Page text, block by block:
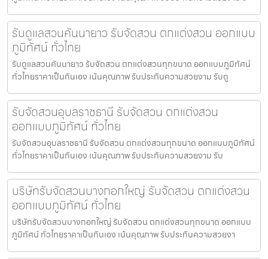
รับดูแลสวนคันนายาว รับจัดสวน ตกแต่งสวน ออกแบบ
ภูมิทัศน์ ทั่วไทย
รับดูแลสวนคันนายาว รับจัดสวน ตกแต่งสวนทุกขนาด ออกแบบภูมิทัศน์
ทั่วไทยราคาเป็นกันเอง เน้นคุณภาพ รับประกันความสวยงาม รับดู
รับจัดสวนอุบลราชธานี รับจัดสวน ตกแต่งสวน
ออกแบบภูมิทัศน์ ทั่วไทย
รับจัดสวนอุบลราชธานี รับจัดสวน ตกแต่งสวนทุกขนาด ออกแบบภูมิทัศน์
ทั่วไทยราคาเป็นกันเอง เน้นคุณภาพ รับประกันความสวยงาม รับ
บริษัทรับจัดสวนบางกอกใหญ่ รับจัดสวน ตกแต่งสวน
ออกแบบภูมิทัศน์ ทั่วไทย
บริษัทรับจัดสวนบางกอกใหญ่ รับจัดสวน ตกแต่งสวนทุกขนาด ออกแบบ
ภูมิทัศน์ ทั่วไทยราคาเป็นกันเอง เน้นคุณภาพ รับประกันความสวยงา